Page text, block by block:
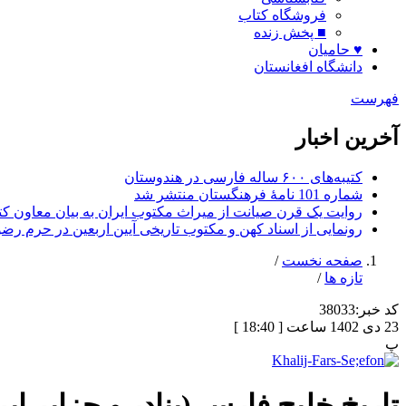
فروشگاه کتاب
■ پخش زنده
♥ حامیان
دانشگاه افغانستان
فهرست
آخرین اخبار
کتیبه‌های ۶۰۰ ساله فارسی در هندوستان
شماره 101 نامۀ فرهنگستان منتشر شد
روایت یک قرن صیانت از میراث مکتوب ایران به بیان معاون
رونمایی از اسناد کهن و مکتوب تاریخی آیین اربعین در حرم
صفحه نخست /
تازه ها /
کد خبر:38033
23 دی 1402 ساعت [ 18:40 ]
پ